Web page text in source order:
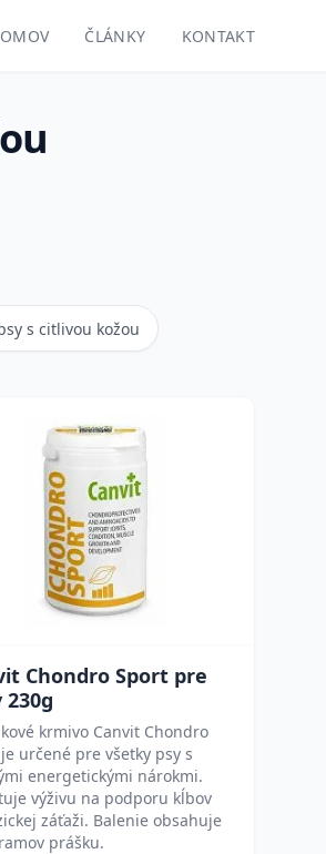
ČLÁNKY KONTAKT
s citlivou kožou
Chondro Sport pre
230g
krmivo Canvit Chondro
určené pre všetky psy s
energetickými nárokmi.
výživu na podporu kĺbov
záťaži. Balenie obsahuje
prášku.